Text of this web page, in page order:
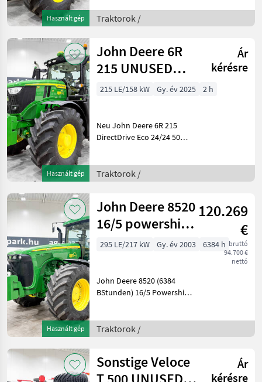
Használt gép
SF7500 AutoTrac,
Luftbremsen, iTEC, breite
JD
Traktorok /
Használt gép
John Deere 6R
215 UNUSED
DirectDrive Eco
tran
Ár
kérésre
215 LE/158 kW Gy. év 2025 2 h
Neu John Deere 6R 215
DirectDrive Eco 24/24 50
SF7500 AutoTrac,
Druckluftbremse, G5 Plus,
Traktorok /
Használt gép
John Deere 8520
16/5 powershift,
ILS, 4 rear SCVs,
120.269
€
bruttó
94.700 €
nettó
295 LE/217 kW Gy. év 2003 6384 h
John Deere 8520 (6384
BStunden) 16/5 Powershift-
doppeltwirkende
Steuergeräte,
Leistungsmonitor, Radarse
Traktorok /
Sonstige Veloce
Ár
kérésre